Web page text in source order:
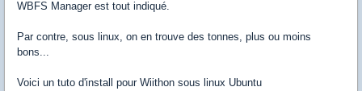
WBFS Manager est tout indiqué.
Par contre, sous linux, on en trouve des tonnes, plus ou moins
bons...
Voici un tuto d'install pour Wiithon sous linux Ubuntu